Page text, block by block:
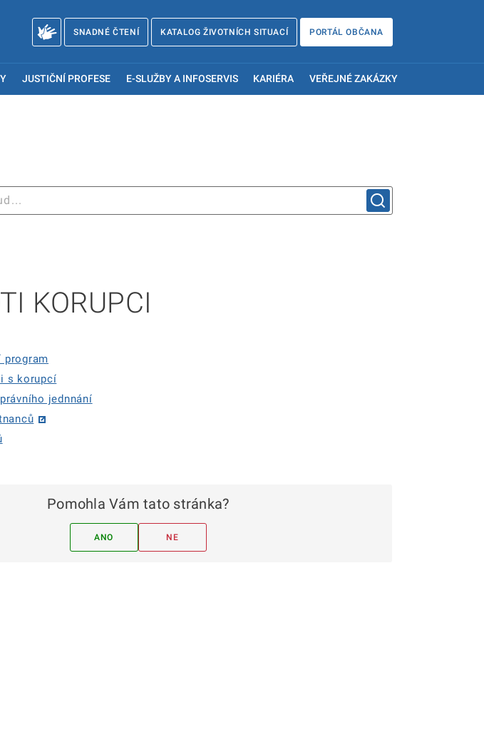
SNADNÉ ČTENÍ KATALOG ŽIVOTNÍCH SITUACÍ PORTÁL OBČANA
JUSTIČNÍ PROFESE E-SLUŽBY A INFOSERVIS KARIÉRA VEŘEJNÉ ZAKÁZKY
KORUPCI
program
s korupcí
jednnání
Pomohla Vám tato stránka?
ANO NE